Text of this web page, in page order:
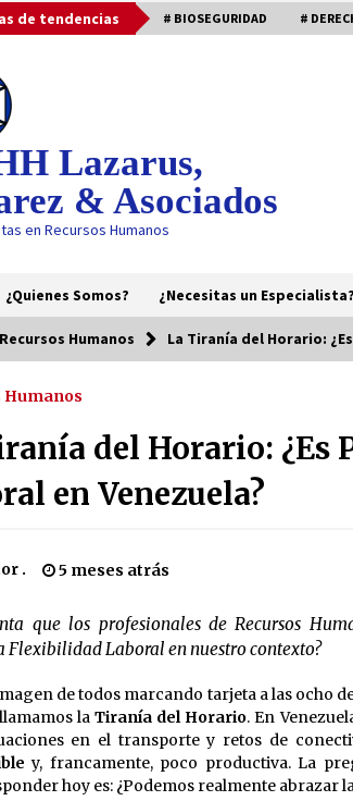
de tendencias # BIOSEGURIDAD #
Lazarus,
& Asociados
en Recursos Humanos
¿Quienes Somos? ¿Necesitas un Especialista?
La Ciberseguridad se Convierte en
una Habilidad Blanda Crítica
Recursos Humanos La Tiranía del Horario:
Humanos
del Horario: ¿Es
en Venezuela?
. 5 meses atrás
que los profesionales de Recursos
Flexibilidad Laboral en nuestro contexto?
de todos marcando tarjeta a las ocho
laTiranía del Horario. En
en el transporte y retos de
y, francamente, poco productiva. La
hoy es: ¿Podemos realmente abrazar